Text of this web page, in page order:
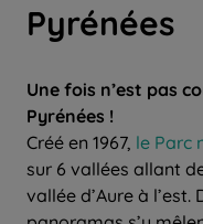
Pyrénées
Une fois n’est pas
Pyrénées !
Créé en 1967, le Parc
sur 6 vallées allant
vallée d’Aure à